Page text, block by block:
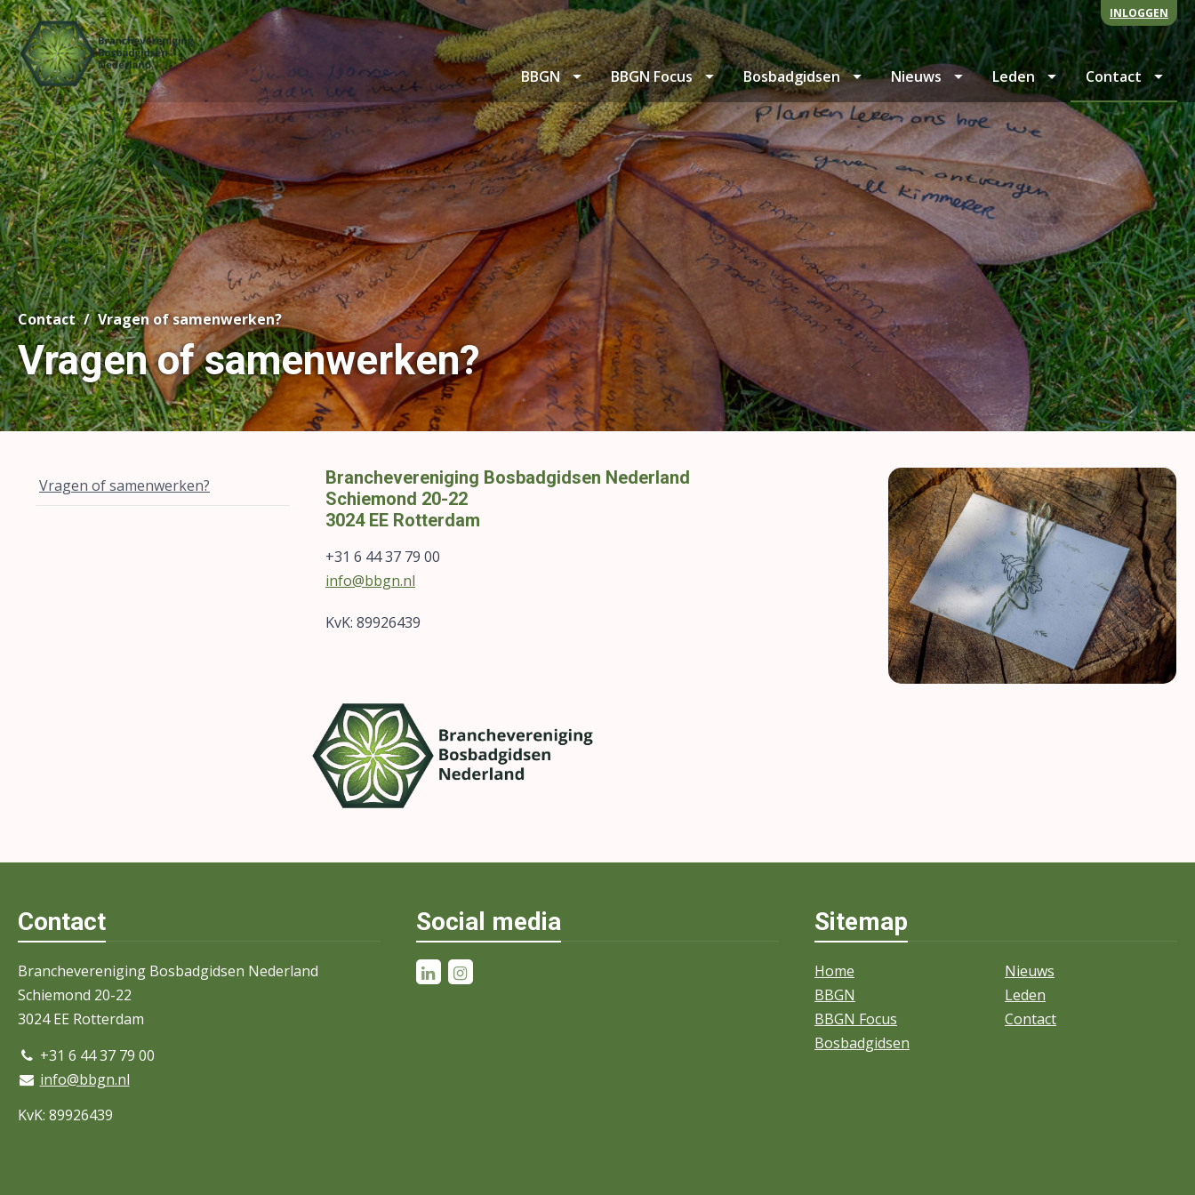
INLOGGEN
BBGN BBGN Focus Bosbadgidsen Nieuws Leden Contact
Contact Vragen of samenwerken?
Vragen of samenwerken?
Vragen of samenwerken?
Branchevereniging Bosbadgidsen Nederland
Schiemond 20-22
3024 EE Rotterdam
+31 6 44 37 79 00
info@bbgn.nl
KvK: 89926439
Contact
Branchevereniging Bosbadgidsen Nederland
Schiemond 20-22
3024 EE Rotterdam
+31 6 44 37 79 00
info@bbgn.nl
KvK: 89926439
Social media Sitemap
Home
BBGN
BBGN Focus
Bosbadgidsen
Nieuws
Leden
Contact